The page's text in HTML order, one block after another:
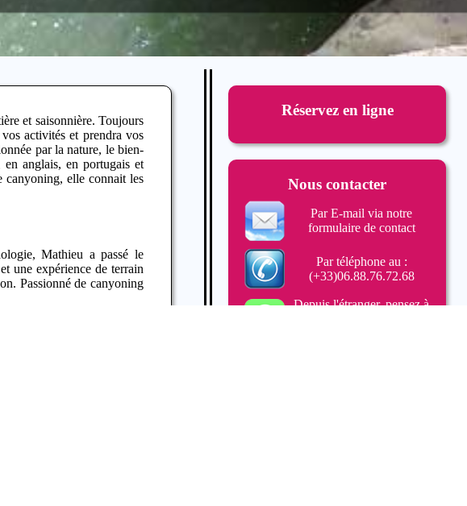
et saisonnière. Toujours
activités et prendra vos
par la nature, le bien-
en anglais, en portugais et
canyoning, elle connait les
Mathieu a passé le
une expérience de terrain
Passionné de canyoning
Réservez en ligne
Nous contacter
Par E-mail via notre
formulaire de contact
Par téléphone au :
(+33)06.88.76.72.68
Depuis l'étranger, pensez à